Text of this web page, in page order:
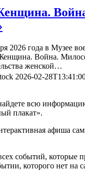
2026 года в Музее
Война.
женской…
2026-02-
всю
плакат».
афиша
событий, которые
которого нет на